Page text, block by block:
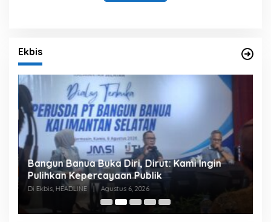
Ekbis
Bangun Banua Buka Diri, Dirut: Kami Ingin
Pulihkan Kepercayaan Publik
Di Ekbis, HEADLINE | Agustus 6, 2026